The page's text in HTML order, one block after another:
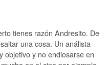
tienes razón Andresito. De
una cosa. Un análista
objetivo y no endiosarse en